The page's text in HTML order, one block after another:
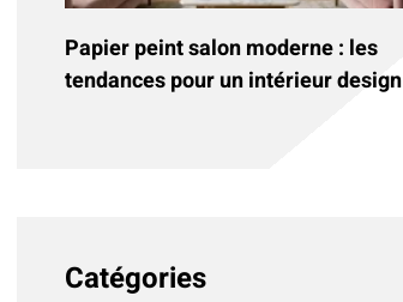
Papier peint salon moderne : les
tendances pour un intérieur design
Catégories